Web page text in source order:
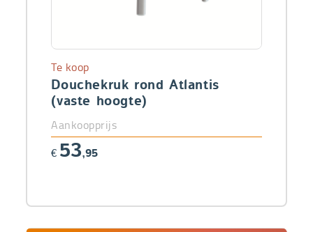
Douchekruk rond Atlantis
(vaste hoogte)
Te koop
Aankoopprijs
€ 53,95